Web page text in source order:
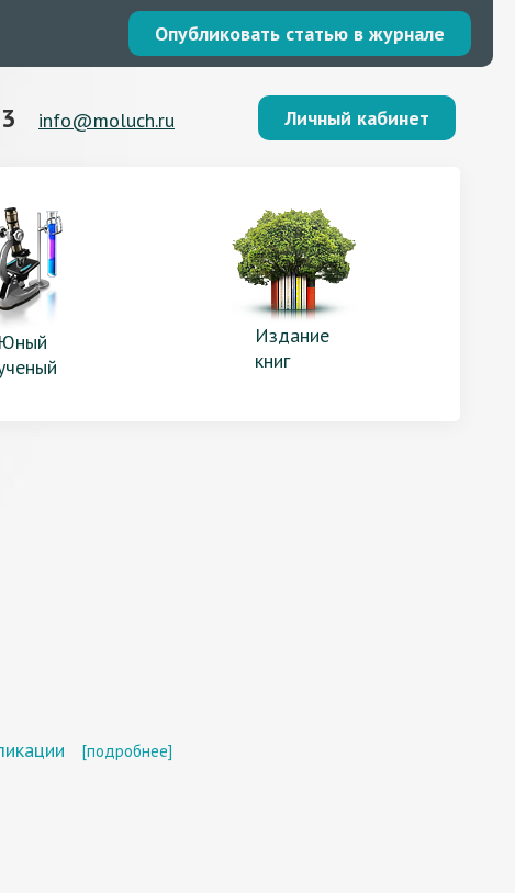
Опубликовать статью в журнале
info@moluch.ru Личный кабинет
Юный
Издание
книг
[подробнее]